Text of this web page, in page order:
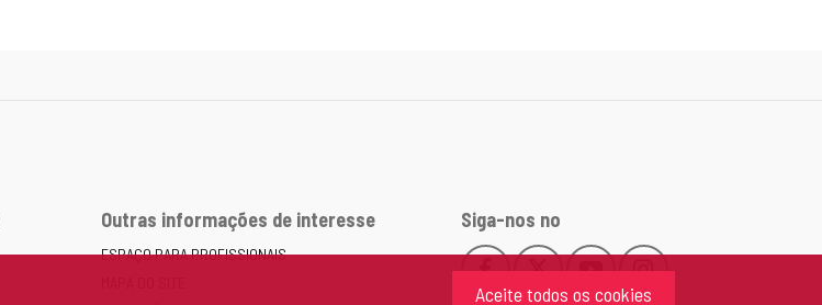
Aceite todos os cookies
Outras informações de interesse
ESPAÇO PARA PROFISSIONAIS
Siga-nos no
Facebook
Este
enlace
X
Este
enlace
YouTube
Este
enlace
Instagram
Este
enlace